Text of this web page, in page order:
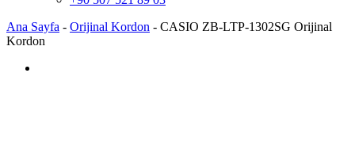
Ana Sayfa - Orijinal Kordon - CASIO ZB-LTP-1302SG Orijinal
Kordon